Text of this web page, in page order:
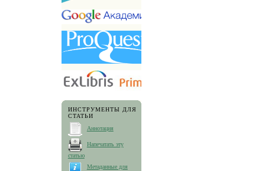
ИНСТРУМЕНТЫ ДЛЯ
СТАТЬИ
Аннотация
Напечатать эту
статью
Метаданные для